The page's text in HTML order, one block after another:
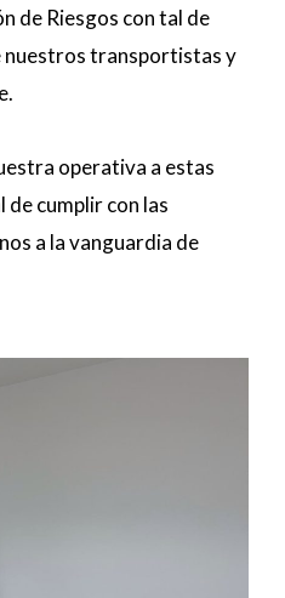
de Riesgos con tal de
nuestros transportistas y
operativa a estas
cumplir con las
a la vanguardia de